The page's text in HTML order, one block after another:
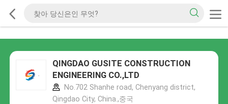
QINGDAO GUSITE CONSTRUCTION
ENGINEERING CO.,LTD
No.702 Shanhe road, Chenyang district,
Qingdao City, China.,중국